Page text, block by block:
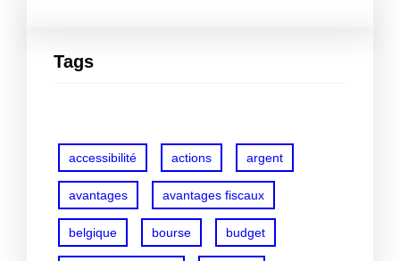
Tags
accessibilité actions argent
avantages avantages fiscaux
belgique bourse budget